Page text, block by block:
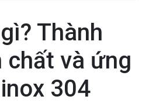
Thành
chất và ứng
304